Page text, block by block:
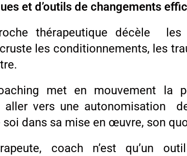
et d’outils de changements
thérapeutique décèle les
les conditionnements, les
met en mouvement la
vers une autonomisation
soi dans sa mise en œuvre, son
coach n’est qu’un